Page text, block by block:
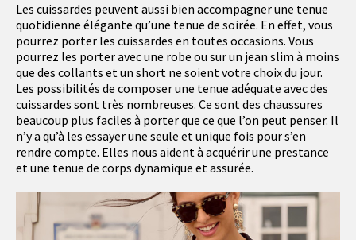
Les cuissardes peuvent aussi bien accompagner une tenue
quotidienne élégante qu’une tenue de soirée. En effet, vous
pourrez porter les cuissardes en toutes occasions. Vous
pourrez les porter avec une robe ou sur un jean slim à moins
que des collants et un short ne soient votre choix du jour.
Les possibilités de composer une tenue adéquate avec des
cuissardes sont très nombreuses. Ce sont des chaussures
beaucoup plus faciles à porter que ce que l’on peut penser. Il
n’y a qu’à les essayer une seule et unique fois pour s’en
rendre compte. Elles nous aident à acquérir une prestance
et une tenue de corps dynamique et assurée.